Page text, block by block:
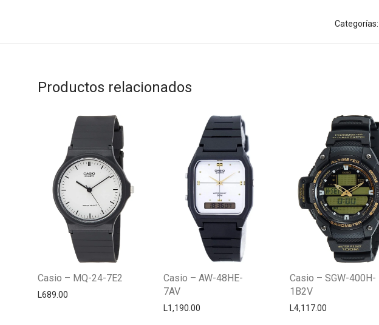
Categorías:
Productos relacionados
Casio – MQ-24-7E2
L689.00
Casio – AW-48HE-
7AV
L1,190.00
Casio – SGW-400H-
1B2V
L4,117.00